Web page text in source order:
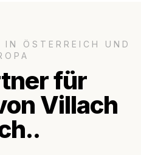
ÖSTERREICH UND
für
Villach